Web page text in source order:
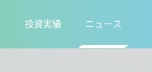
投資実績 ニュース